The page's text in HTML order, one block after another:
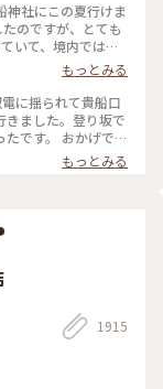
社にこの夏行けま
のですが、とても
いて、境内では七
#旅のひと もっとみる
に揺られて貴船口
きました。登り坂で
です。 おかげで人
かったです。 御朱
寝早起きになりま
もっとみる
1915